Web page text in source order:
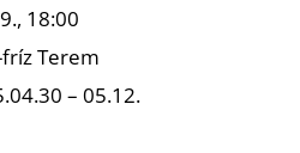
18:00
Terem
– 05.12.